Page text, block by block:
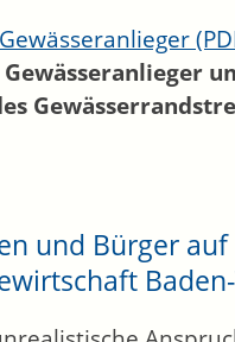
und Bürger